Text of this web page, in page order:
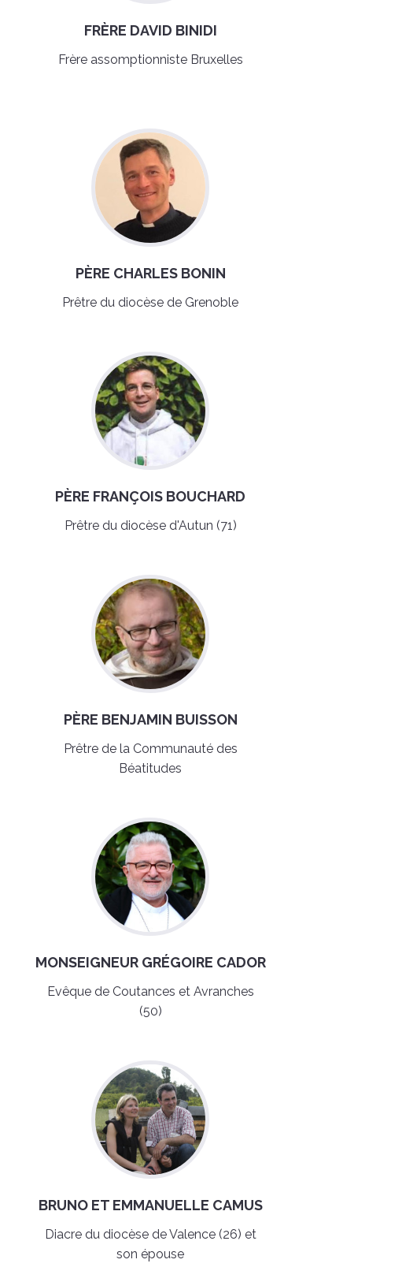
FRÈRE DAVID BINIDI
Frère assomptionniste Bruxelles
PÈRE CHARLES BONIN
Prêtre du diocèse de Grenoble
PÈRE FRANÇOIS BOUCHARD
Prêtre du diocèse d'Autun (71)
PÈRE BENJAMIN BUISSON
Prêtre de la Communauté des
Béatitudes
MONSEIGNEUR GRÉGOIRE CADOR
Evêque de Coutances et Avranches
(50)
BRUNO ET EMMANUELLE CAMUS
Diacre du diocèse de Valence (26) et
son épouse